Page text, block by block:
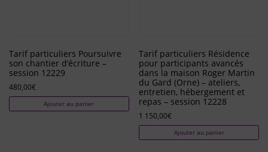
Tarif particuliers Poursuivre
son chantier d’écriture –
session 12229
480,00€
Ajouter au panier
Tarif particuliers Résidence
pour participants avancés
dans la maison Roger Martin
du Gard (Orne) – ateliers,
entretien, hébergement et
repas – session 12228
1 150,00€
Ajouter au panier